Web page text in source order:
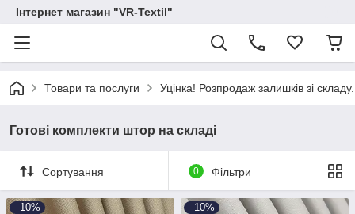
Інтернет магазин "VR-Textil"
Товари та послуги Уцінка! Розпродаж залишків зі складу.
Готові комплекти штор на складі
Сортування 0 Фільтри
–10% –10%